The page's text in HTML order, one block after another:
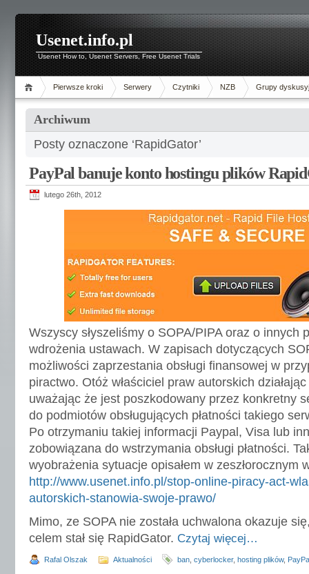
Usenet.info.pl
Usenet How to, Usenet Servers, Free Usenet Trials
Pierwsze kroki Serwery Czytniki NZB Grupy
Archiwum
Posty oznaczone ‘RapidGator’
PayPal banuje konto hostingu plików
lutego 26th, 2012
Wszyscy słyszeliśmy o SOPA/PIPA oraz o innych
wdrożenia ustawach. W zapisach dotyczących
możliwości zaprzestania obsługi finansowej w
piractwo. Otóż właściciel praw autorskich
uważając że jest poszkodowany przez konkretny
do podmiotów obsługujących płatności takiego
Po otrzymaniu takiej informacji Paypal, Visa lub
zobowiązana do wstrzymania obsługi płatności.
wyobrażenia sytuacje opisałem w zeszłorocznym
http://www.usenet.info.pl/stop-online-piracy-act-
autorskich-stanowia-swoje-prawo/
Mimo, ze SOPA nie została uchwalona okazuje
celem stał się RapidGator. Czytaj więcej…
Rafal Olszak Aktualności ban cyberlocker, hosting plików,